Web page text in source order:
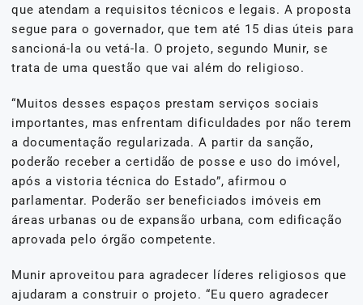
que atendam a requisitos técnicos e legais. A proposta
segue para o governador, que tem até 15 dias úteis para
sancioná-la ou vetá-la. O projeto, segundo Munir, se
trata de uma questão que vai além do religioso.
“Muitos desses espaços prestam serviços sociais
importantes, mas enfrentam dificuldades por não terem
a documentação regularizada. A partir da sanção,
poderão receber a certidão de posse e uso do imóvel,
após a vistoria técnica do Estado”, afirmou o
parlamentar. Poderão ser beneficiados imóveis em
áreas urbanas ou de expansão urbana, com edificação
aprovada pelo órgão competente.
Munir aproveitou para agradecer líderes religiosos que
ajudaram a construir o projeto. “Eu quero agradecer